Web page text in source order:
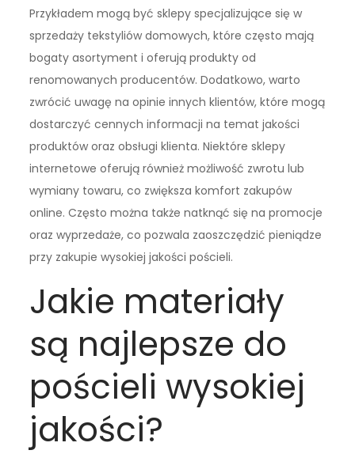
Przykładem mogą być sklepy specjalizujące się w
sprzedaży tekstyliów domowych, które często mają
bogaty asortyment i oferują produkty od
renomowanych producentów. Dodatkowo, warto
zwrócić uwagę na opinie innych klientów, które mogą
dostarczyć cennych informacji na temat jakości
produktów oraz obsługi klienta. Niektóre sklepy
internetowe oferują również możliwość zwrotu lub
wymiany towaru, co zwiększa komfort zakupów
online. Często można także natknąć się na promocje
oraz wyprzedaże, co pozwala zaoszczędzić pieniądze
przy zakupie wysokiej jakości pościeli.
Jakie materiały
są najlepsze do
pościeli wysokiej
jakości?